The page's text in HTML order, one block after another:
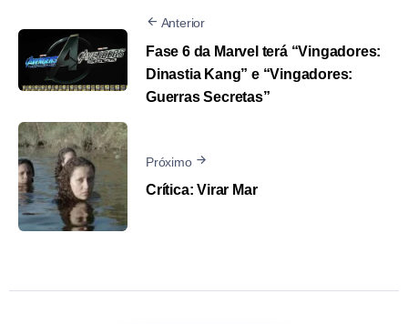
Anterior
Fase 6 da Marvel terá “Vingadores:
Dinastia Kang” e “Vingadores:
Guerras Secretas”
Próximo
Crítica: Virar Mar